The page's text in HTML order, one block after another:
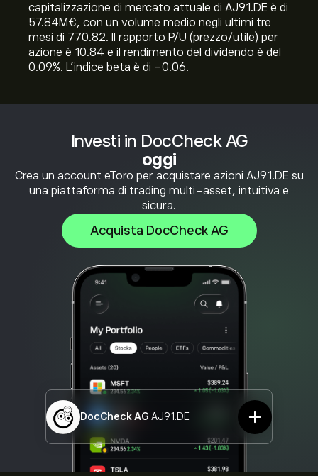
Investi in DocCheck AG
oggi
Crea un account eToro per acquistare azioni AJ91.DE su
una piattaforma di trading multi-asset, intuitiva e
sicura.
Acquista DocCheck AG
DocCheck AG AJ91.DE
capitalizzazione di mercato attuale di AJ91.DE è di
57.84M‎€‎, con un volume medio negli ultimi tre
mesi di 770.82. Il rapporto P/U (prezzo/utile) per
azione è 10.84 e il rendimento del dividendo è del
0.09%. L'indice beta è di -0.06.